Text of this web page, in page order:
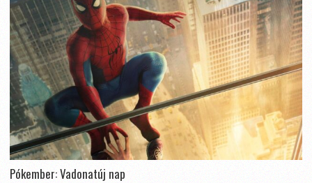
Pókember: Vadonatúj nap